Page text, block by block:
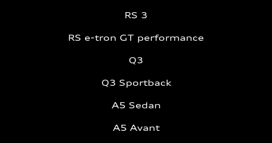
RS 3
RS e-tron GT performance
Q3
Q3 Sportback
A5 Sedan
A5 Avant